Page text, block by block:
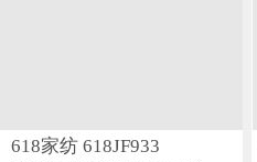
618家纺 618JF933